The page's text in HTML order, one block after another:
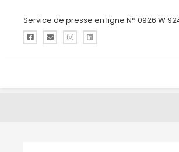
Service de presse en ligne N° 0926 W